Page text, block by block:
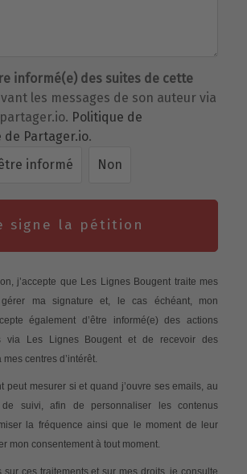
informé(e) des suites de cette
les messages de son auteur via
Politique de
Partager.io.
informé
Non
signe la pétition
j’accepte que Les Lignes Bougent traite mes
ma signature et, le cas échéant, mon
également d’être informé(e) des actions
via Les Lignes Bougent et de recevoir des
centres d’intérêt.
peut mesurer si et quand j’ouvre ses emails, au
suivi, afin de personnaliser les contenus
la fréquence ainsi que le moment de leur
mon consentement à tout moment.
sur ces traitements et sur mes droits, je consulte